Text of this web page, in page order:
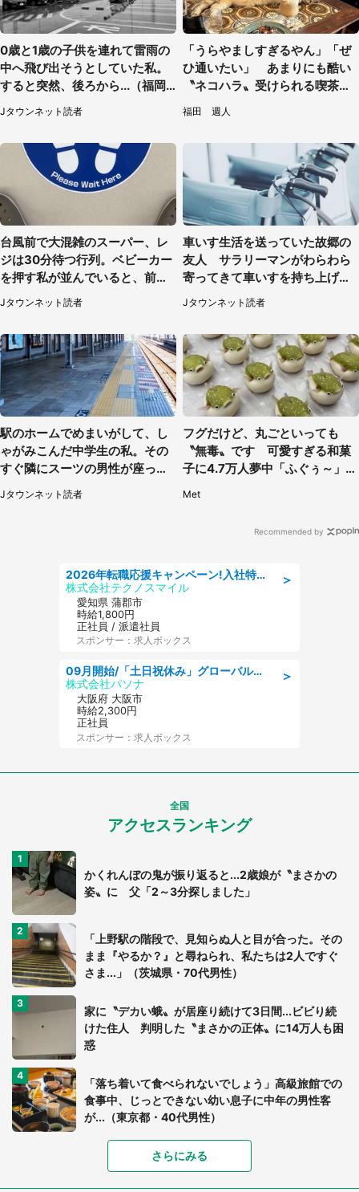
0歳と1歳の子供を連れて雷雨の
中へ飛び出そうとしていた私。
すると突然、後ろから...（福岡
県・30代女性）
Jタウンネット読者
「うらやましすぎるやん」「ぜ
ひ通いたい」 あまりにも酷い
〝ネコハラ〟受けられる喫茶店
に5.3万人驚がく
福田 週人
台風前で大混雑のスーパー、レ
ジは30分待つ行列。ベビーカー
を押す私が並んでいると、前の
Jタウンネット読者
車いす生活を送っていた故郷の
友人 サラリーマンがわらわら
寄ってきて車いすを持ち上げ連
れて行った（福岡県・60代女
性）
Jタウンネット読者
駅のホームでめまいがして、し
ゃがみこんだ中学生の私。その
すぐ隣にスーツの男性が座って
きて（千葉県・20代女性）
Jタウンネット読者
フグだけど、丸ごといっても
〝無毒〟です 可愛すぎる和菓
子に4.7万人夢中「ふぐぅ～」
Met
Recommended by
＞
2026年転職応援キャンペーン!入社特典58万円/デンソーで働こう!自動車工場で小型部品の検査業務 denso aichi
株式会社テクノスマイル
愛知県 蒲郡市
時給1,800円
正社員 / 派遣社員
スポンサー：求人ボックス
＞
09月開始/「土日祝休み」グローバル企業での産業保健のお仕事/保健師/高時給/残業なし/服装自由
株式会社パソナ
大阪府 大阪市
時給2,300円
正社員
スポンサー：求人ボックス
全国
アクセスランキング
かくれんぼの鬼が振り返ると...2歳娘が〝まさかの
姿〟に 父「2～3分探しました」
「上野駅の階段で、見知らぬ人と目が合った。その
まま『やるか？』と尋ねられ、私たちは2人ですぐ
さま...」（茨城県・70代男性）
家に〝デカい蛾〟が居座り続けて3日間...ビビり続
けた住人 判明した〝まさかの正体〟に14万人も困
惑
「落ち着いて食べられないでしょう」高級旅館での
食事中、じっとできない幼い息子に中年の男性客
が...（東京都・40代男性）
「可愛いのにホラー」「事件性を感じる」 ふわふ
さらにみる